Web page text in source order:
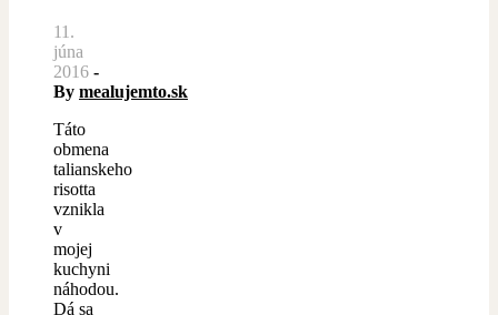
11.
júna
2016 -
By mealujemto.sk
Táto
obmena
talianskeho
risotta
vznikla
v
mojej
kuchyni
náhodou.
Dá sa